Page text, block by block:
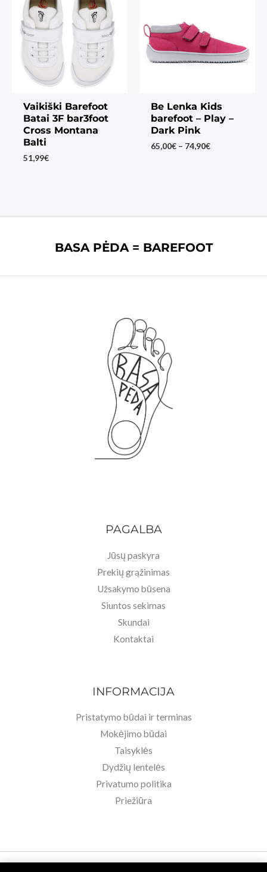
Vaikiški Barefoot
Batai 3F bar3foot
Cross Montana
Balti
51,99€
Be Lenka Kids
barefoot – Play –
Dark Pink
65,00€ – 74,90€Price
BASA PĖDA = BAREFOOT
PAGALBA
Jūsų paskyra
Prekių grąžinimas
Užsakymo būsena
Siuntos sekimas
Skundai
Kontaktai
INFORMACIJA
Pristatymo būdai ir terminas
Mokėjimo būdai
Taisyklės
Dydžių lentelės
Privatumo politika
Priežiūra